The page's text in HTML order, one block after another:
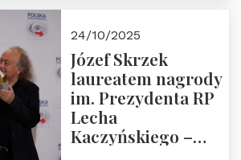
24/10/2025
Józef Skrzek
laureatem nagrody
im. Prezydenta RP
Lecha
Kaczyńskiego –